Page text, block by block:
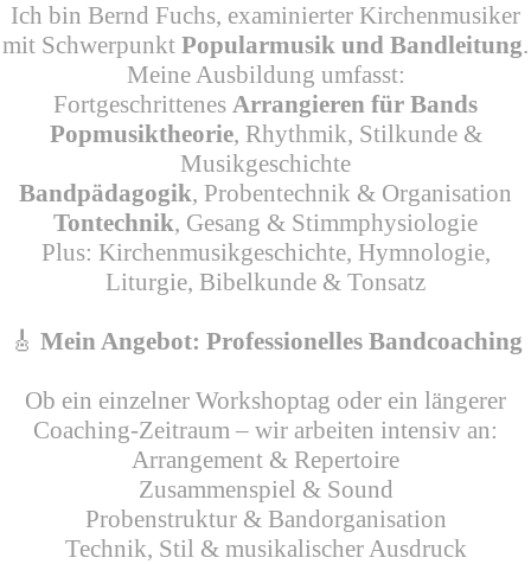
Ich bin Bernd Fuchs, examinierter Kirchenmusiker
mit Schwerpunkt Popularmusik und Bandleitung.
Meine Ausbildung umfasst:
Fortgeschrittenes Arrangieren für Bands
Popmusiktheorie, Rhythmik, Stilkunde &
Musikgeschichte
Bandpädagogik, Probentechnik & Organisation
Tontechnik, Gesang & Stimmphysiologie
Plus: Kirchenmusikgeschichte, Hymnologie,
Liturgie, Bibelkunde & Tonsatz
🎸 Mein Angebot: Professionelles Bandcoaching
Ob ein einzelner Workshoptag oder ein längerer
Coaching-Zeitraum – wir arbeiten intensiv an:
Arrangement & Repertoire
Zusammenspiel & Sound
Probenstruktur & Bandorganisation
Technik, Stil & musikalischer Ausdruck